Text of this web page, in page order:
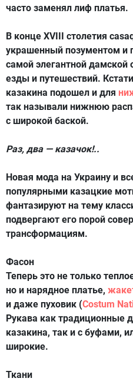
часто заменял лиф платья.
В конце XVIII столетия
украшенный позументом и
самой элегантной
езды и путешествий.
казакина подошел и для
так называли нижнюю
с широкой баской.
Раз, два — казачок!..
Новая мода на Украину и
популярными казацкие
фантазируют на тему
подвергают его порой
трансформациям.
Фасон
Теперь это не только
но и нарядное платье,
и даже пуховик (Costum
Рукава как традиционные
казакина, так и с буфами,
широкие.
Ткани